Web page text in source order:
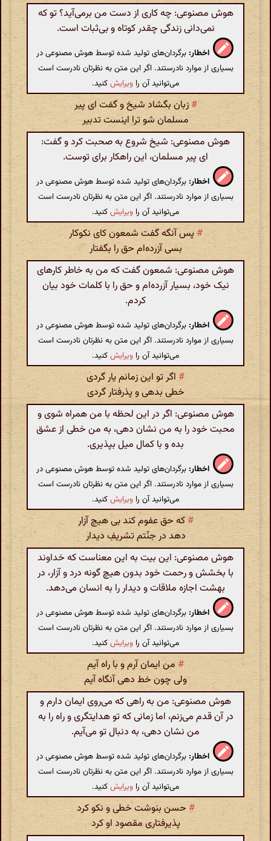
هوش مصنوعی: چه کاری از دست من برمی‌آید؟ تو که
نمی‌دانی زندگی چقدر کوتاه و بی‌ثبات است.
اخطار: برگردان‌های تولید شده توسط هوش مصنوعی در
بسیاری از موارد نادرستند. اگر این متن به نظرتان نادرست است
می‌توانید آن را ویرایشکنید.
#زبان بگشاد شیخ و گفت ای پیر
مسلمان شو ترا اینست تدبیر
هوش مصنوعی: شیخ شروع به صحبت کرد و گفت:
ای پیر مسلمان، این راهکار برای توست.
اخطار: برگردان‌های تولید شده توسط هوش مصنوعی در
بسیاری از موارد نادرستند. اگر این متن به نظرتان نادرست است
می‌توانید آن را ویرایشکنید.
#پس آنگه گفت شمعون کای نکوکار
بسی آزرده‌ام حق را بگفتار
هوش مصنوعی: شمعون گفت که من به خاطر کارهای
نیک خود، بسیار آزرده‌ام و حق را با کلمات خود بیان
کردم.
اخطار: برگردان‌های تولید شده توسط هوش مصنوعی در
بسیاری از موارد نادرستند. اگر این متن به نظرتان نادرست است
می‌توانید آن را ویرایشکنید.
# اگر تو این زمانم یار گردی
خطی بدهی و پذرفتار گردی
هوش مصنوعی: اگر در این لحظه با من همراه شوی و
محبت خود را به من نشان دهی، به من خطی از عشق
بده و با کمال میل بپذیری.
اخطار: برگردان‌های تولید شده توسط هوش مصنوعی در
بسیاری از موارد نادرستند. اگر این متن به نظرتان نادرست است
می‌توانید آن را ویرایشکنید.
#که حق عفوم کند بی هیچ آزار
دهد در جنّتم تشریفِ دیدار
هوش مصنوعی: این بیت به این معناست که خداوند
با بخشش و رحمت خود بدون هیچ گونه درد و آزار، در
بهشت اجازه ملاقات و دیدار را به انسان می‌دهد.
اخطار: برگردان‌های تولید شده توسط هوش مصنوعی در
بسیاری از موارد نادرستند. اگر این متن به نظرتان نادرست است
می‌توانید آن را ویرایشکنید.
# من ایمان آرم و با راه آیم
ولی چون خط دهی آنگاه آیم
هوش مصنوعی: من به راهی که می‌روی ایمان دارم و
در آن قدم می‌زنم، اما زمانی که تو هدایتگری و راه را به
من نشان دهی، به دنبال تو می‌آیم.
اخطار: برگردان‌های تولید شده توسط هوش مصنوعی در
بسیاری از موارد نادرستند. اگر این متن به نظرتان نادرست است
می‌توانید آن را ویرایشکنید.
# حسن بنوشت خطی و نکو کرد
پذیرفتاری مقصود او کرد